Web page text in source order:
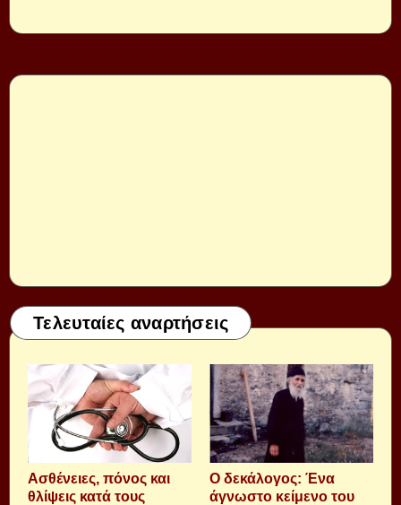
Τελευταίες αναρτήσεις
Aσθένειες, πόνος και
θλίψεις κατά τους
Ο δεκάλογος: Ένα
άγνωστο κείμενο του